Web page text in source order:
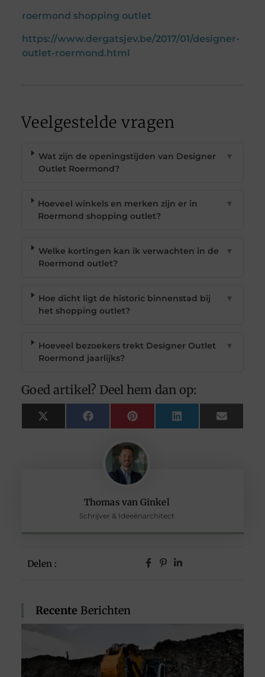
Thomas van Ginkel
Schrijver & Ideeënarchitect
Delen :
Recente Berichten
roermond shopping outlet
https://www.dergatsjev.be/2017/01/designer-
outlet-roermond.html
Veelgestelde vragen
Wat zijn de openingstijden van Designer
Outlet Roermond?
▼
Hoeveel winkels en merken zijn er in
Roermond shopping outlet?
▼
Welke kortingen kan ik verwachten in de
Roermond outlet?
▼
Hoe dicht ligt de historic binnenstad bij
het shopping outlet?
▼
Hoeveel bezoekers trekt Designer Outlet
Roermond jaarlijks?
▼
Goed artikel? Deel hem dan op:
X
(Twitter)
FacebookPinterest LinkedIn Email